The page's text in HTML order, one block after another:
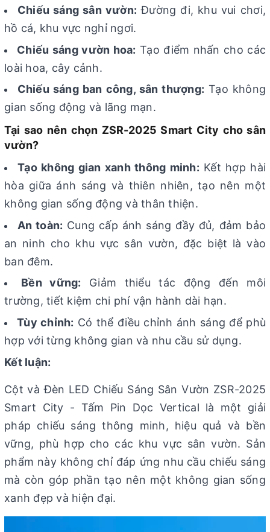
Chiếu sáng sân vườn: Đường đi, khu vui chơi,
hồ cá, khu vực nghỉ ngơi.
Chiếu sáng vườn hoa: Tạo điểm nhấn cho các
loài hoa, cây cảnh.
Chiếu sáng ban công, sân thượng: Tạo không
gian sống động và lãng mạn.
Tại sao nên chọn ZSR-2025 Smart City cho sân
vườn?
Tạo không gian xanh thông minh: Kết hợp hài
hòa giữa ánh sáng và thiên nhiên, tạo nên một
không gian sống động và thân thiện.
An toàn: Cung cấp ánh sáng đầy đủ, đảm bảo
an ninh cho khu vực sân vườn, đặc biệt là vào
ban đêm.
Bền vững: Giảm thiểu tác động đến môi
trường, tiết kiệm chi phí vận hành dài hạn.
Tùy chỉnh: Có thể điều chỉnh ánh sáng để phù
hợp với từng không gian và nhu cầu sử dụng.
Kết luận:
Cột và Đèn LED Chiếu Sáng Sân Vườn ZSR-2025
Smart City - Tấm Pin Dọc Vertical là một giải
pháp chiếu sáng thông minh, hiệu quả và bền
vững, phù hợp cho các khu vực sân vườn. Sản
phẩm này không chỉ đáp ứng nhu cầu chiếu sáng
mà còn góp phần tạo nên một không gian sống
xanh đẹp và hiện đại.